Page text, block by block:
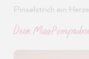
Pinselstrich ein
Dein